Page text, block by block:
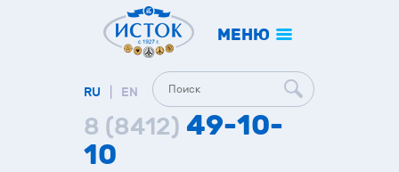
МЕНЮ
8 (8412) 49-10-
10
RU EN